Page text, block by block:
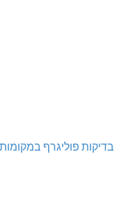
בדיקות פוליגרף